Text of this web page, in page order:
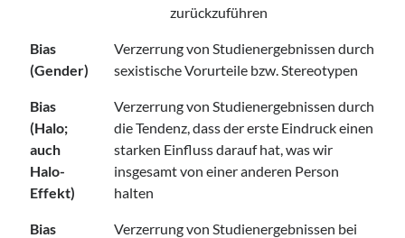
zurückzuführen
Bias
(Gender)
Verzerrung von Studienergebnissen durch
sexistische Vorurteile bzw. Stereotypen
Bias
(Halo;
auch
Halo-
Effekt)
Verzerrung von Studienergebnissen durch
die Tendenz, dass der erste Eindruck einen
starken Einfluss darauf hat, was wir
insgesamt von einer anderen Person
halten
Bias
Verzerrung von Studienergebnissen bei